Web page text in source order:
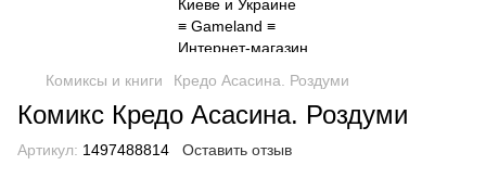
Комиксы и книги Кредо Асасина. Роздуми
Комикс Кредо Асасина. Роздуми
Артикул: 1497488814 Оставить отзыв